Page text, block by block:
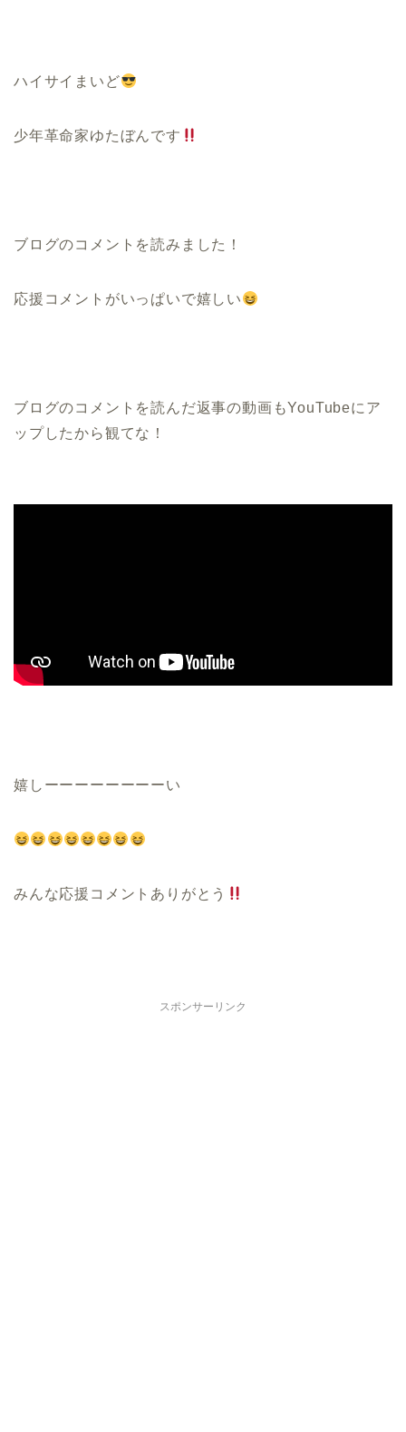
ハイサイまいど
少年革命家ゆたぼんです
ブログのコメントを読みました！
応援コメントがいっぱいで嬉しい
ブログのコメントを読んだ返事の動画もYouTubeにア
ップしたから観てな！
嬉しーーーーーーーーい
みんな応援コメントありがとう
スポンサーリンク